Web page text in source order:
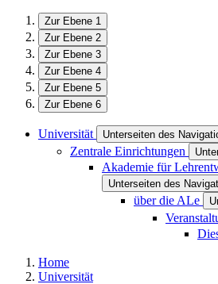
Zur Ebene 1
Zur Ebene 2
Zur Ebene 3
Zur Ebene 4
Zur Ebene 5
Zur Ebene 6
Universität Unterseiten des
Zentrale Einrichtungen
Akademie für
Unterseiten des
über die ALe
Home
Universität